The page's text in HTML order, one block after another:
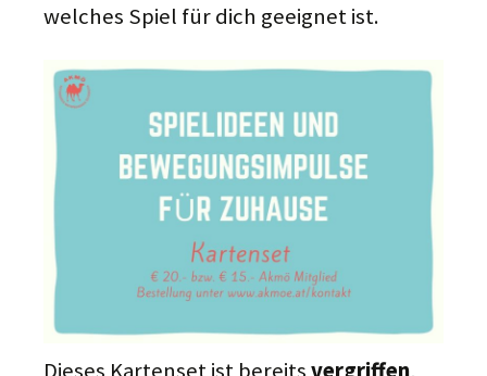
welches Spiel für dich geeignet ist.